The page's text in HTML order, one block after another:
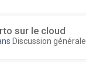
sur le cloud
Discussion générale